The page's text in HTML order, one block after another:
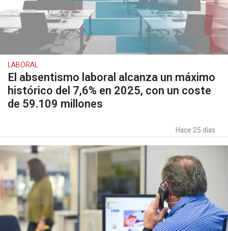
LABORAL
El absentismo laboral alcanza un máximo
histórico del 7,6% en 2025, con un coste
de 59.109 millones
Hace 25 días